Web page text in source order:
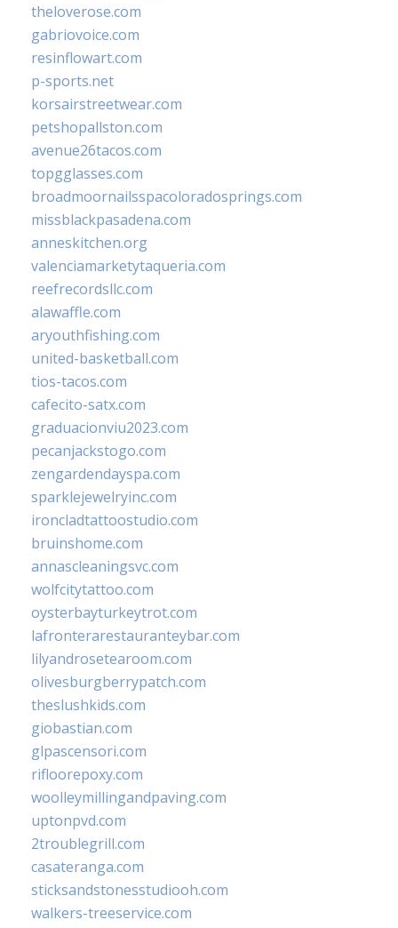
theloverose.com
gabriovoice.com
resinflowart.com
p-sports.net
korsairstreetwear.com
petshopallston.com
avenue26tacos.com
topgglasses.com
broadmoornailsspacoloradosprings.com
missblackpasadena.com
anneskitchen.org
valenciamarketytaqueria.com
reefrecordsllc.com
alawaffle.com
aryouthfishing.com
united-basketball.com
tios-tacos.com
cafecito-satx.com
graduacionviu2023.com
pecanjackstogo.com
zengardendayspa.com
sparklejewelryinc.com
ironcladtattoostudio.com
bruinshome.com
annascleaningsvc.com
wolfcitytattoo.com
oysterbayturkeytrot.com
lafronterarestauranteybar.com
lilyandrosetearoom.com
olivesburgberrypatch.com
theslushkids.com
giobastian.com
glpascensori.com
rifloorepoxy.com
woolleymillingandpaving.com
uptonpvd.com
2troublegrill.com
casateranga.com
sticksandstonesstudiooh.com
walkers-treeservice.com